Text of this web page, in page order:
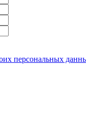
персональных